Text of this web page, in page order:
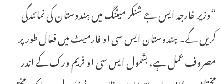
“وزیر خارجہ ایس جے شنکر میٹنگ میں ہندوستان کی نمائندگی
کریں گے۔ ہندوستان ایس سی او فارمیٹ میں فعال طور پر
مصروف عمل ہے، بشمول ایس سی او فریم ورک کے اندر